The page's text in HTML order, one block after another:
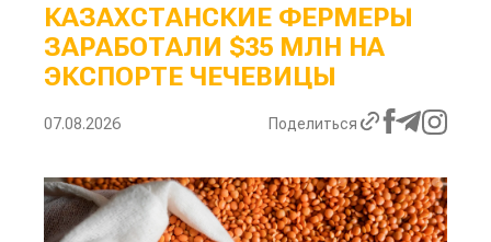
КАЗАХСТАНСКИЕ ФЕРМЕРЫ
ЗАРАБОТАЛИ $35 МЛН НА
ЭКСПОРТЕ ЧЕЧЕВИЦЫ
07.08.2026 Поделиться